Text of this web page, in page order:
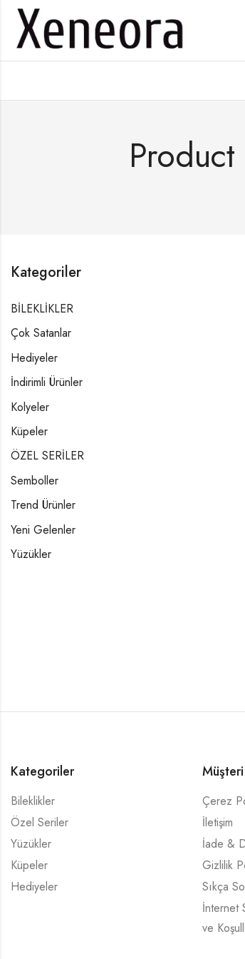
Product
Kategoriler
BİLEKLİKLER
Çok Satanlar
Hediyeler
İndirimli Ürünler
Kolyeler
Küpeler
ÖZEL SERİLER
Semboller
Trend Ürünler
Yeni Gelenler
Yüzükler
Kategoriler
Bileklikler
Özel Seriler
Yüzükler
Küpeler
Hediyeler
Çerez
İletişim
İade &
Gizlilik
Sıkça
İnternet
ve